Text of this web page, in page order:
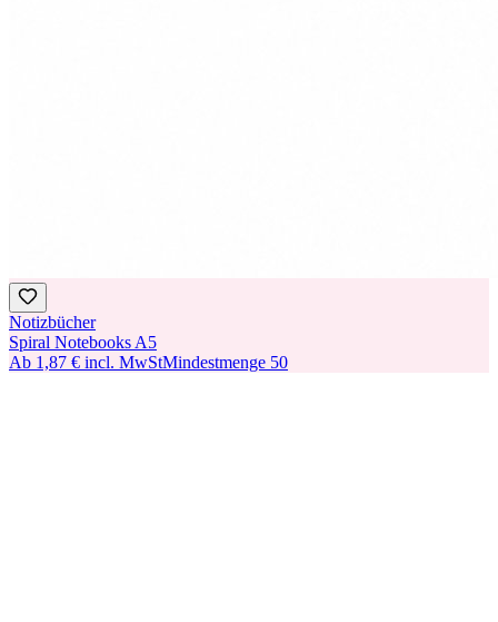
Notizbücher
Spiral Notebooks A5
Ab 1,87 € incl. MwStMindestmenge 50